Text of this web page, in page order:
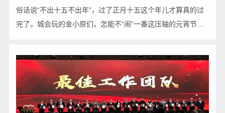
俗话说“不出十五不出年”，过了正月十五这个年儿才算真的过
完了。城会玩的金小原们，怎能不“闹”一番这压轴的元宵节
午，公司会议室张灯结彩，挂灯谜、煮汤圆…